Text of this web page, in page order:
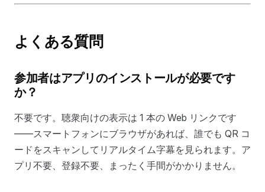
よくある質問
参加者はアプリのインストールが必要です
か？
不要です。聴衆向けの表示は 1 本の Web リンクです
——スマートフォンにブラウザがあれば、誰でも QR コ
ードをスキャンしてリアルタイム字幕を見られます。ア
プリ不要、登録不要、まったく手間がかかりません。